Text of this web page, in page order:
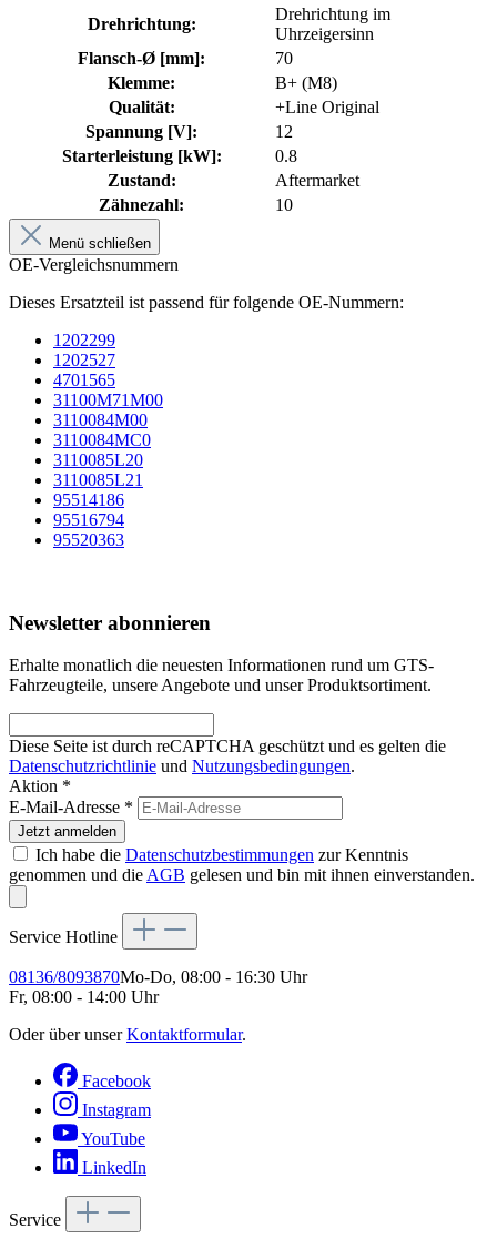
Drehrichtung:
Drehrichtung im
Uhrzeigersinn
Flansch-Ø [mm]:
70
Klemme:
B+ (M8)
Qualität:
+Line Original
Spannung [V]:
12
Starterleistung [kW]:
0.8
Zustand:
Aftermarket
Zähnezahl:
10
Menü schließen
OE-Vergleichsnummern
Dieses Ersatzteil ist passend für folgende OE-Nummern:
1202299
1202527
4701565
31100M71M00
3110084M00
3110084MC0
3110085L20
3110085L21
95514186
95516794
95520363
Newsletter abonnieren
Erhalte monatlich die neuesten Informationen rund um GTS-
Fahrzeugteile, unsere Angebote und unser Produktsortiment.
Diese Seite ist durch reCAPTCHA geschützt und es gelten die
Datenschutzrichtlinie und Nutzungsbedingungen.
Aktion *
E-Mail-Adresse *
Jetzt anmelden
Ich habe die Datenschutzbestimmungen zur Kenntnis
genommen und die AGB gelesen und bin mit ihnen einverstanden.
Service Hotline
08136/8093870Mo-Do, 08:00 - 16:30 Uhr
Fr, 08:00 - 14:00 Uhr
Oder über unserKontaktformular.
Facebook
Instagram
YouTube
LinkedIn
Service